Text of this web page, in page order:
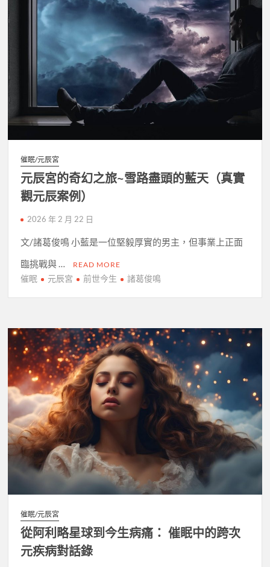
催眠/元辰宮
元辰宮的奇幻之旅~雪路盡頭的藍天（真實
觀元辰案例）
2026 年 2 月 22 日
文/諸葛俊鳴 小藍是一位堅毅厚實的男主，但事業上正面
臨挑戰與 …
READ MORE
催眠 元辰宮 前世今生 諸葛俊鳴
催眠/元辰宮
從阿利略星球到今生病痛： 催眠中的跨次
元疾病對話錄